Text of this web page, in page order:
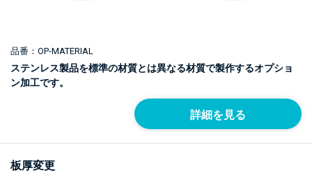
品番：OP-MATERIAL
ステンレス製品を標準の材質とは異なる材質で製作するオプショ
ン加工です。
詳細を見る
板厚変更